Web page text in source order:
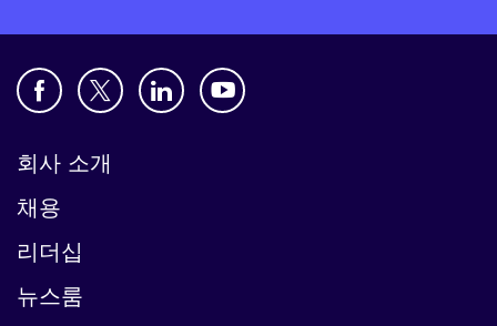
회사 소개
채용
리더십
뉴스룸